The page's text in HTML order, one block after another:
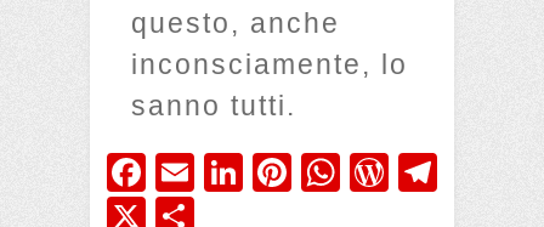
questo, anche
inconsciamente, lo
sanno tutti.
Fa
ce
E Li Pi W W
X